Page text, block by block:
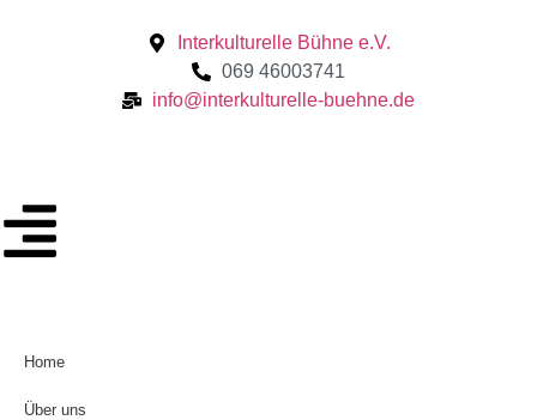
Interkulturelle Bühne e.V.
069 46003741
info@interkulturelle-buehne.de
Home
Über uns